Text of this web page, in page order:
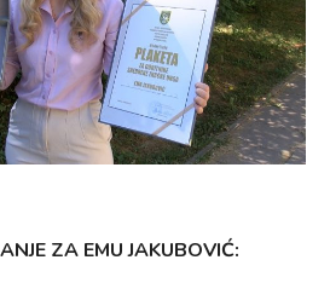
ZA EMU JAKUBOVIĆ: